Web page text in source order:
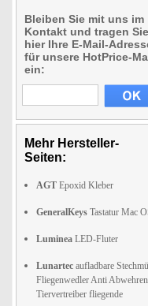
Bleiben Sie mit uns im
Kontakt und tragen Sie
hier Ihre E-Mail-
für unsere HotPrice-
ein:
Mehr Hersteller-
Seiten:
AGT Epoxid Kleber
GeneralKeys Tastatur Mac
Luminea LED-Fluter
Lunartec aufladbare
Fliegenwedler Anti Abwehren
Tiervertreiber fliegende